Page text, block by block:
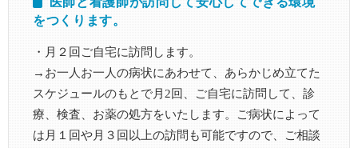
をつくります。
・月２回ご自宅に訪問します。
→お一人お一人の病状にあわせて、あらかじめ立てた
スケジュールのもとで月2回、ご自宅に訪問して、診
療、検査、お薬の処方をいたします。ご病状によって
は月１回や月３回以上の訪問も可能ですので、ご相談